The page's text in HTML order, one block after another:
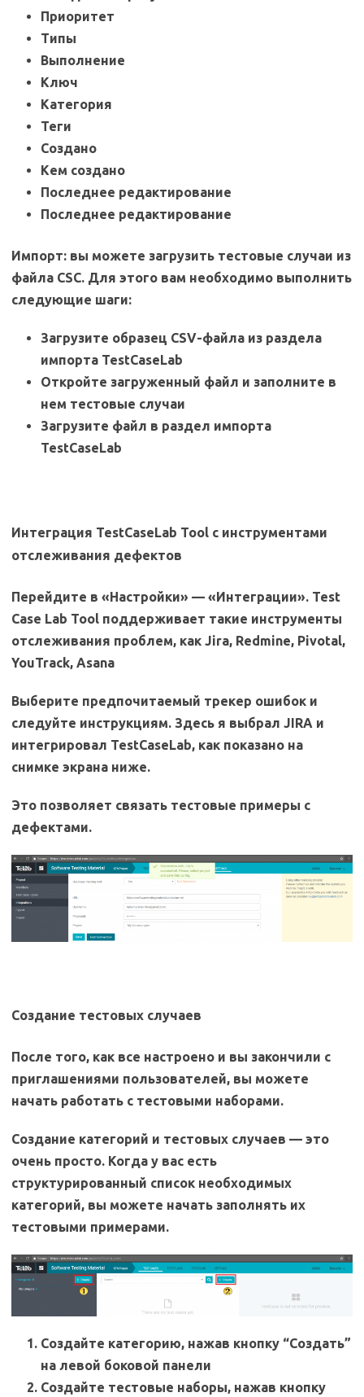
Приоритет
Типы
Выполнение
Ключ
Категория
Теги
Создано
Кем создано
Последнее редактирование
Последнее редактирование
Импорт: вы можете загрузить тестовые случаи из
файла CSC. Для этого вам необходимо выполнить
следующие шаги:
Загрузите образец CSV-файла из раздела
импорта TestCaseLab
Откройте загруженный файл и заполните в
нем тестовые случаи
Загрузите файл в раздел импорта
TestCaseLab
Интеграция TestCaseLab Tool с инструментами
отслеживания дефектов
Перейдите в «Настройки» — «Интеграции». Test
Case Lab Tool поддерживает такие инструменты
отслеживания проблем, как Jira, Redmine, Pivotal,
YouTrack, Asana
Выберите предпочитаемый трекер ошибок и
следуйте инструкциям. Здесь я выбрал JIRA и
интегрировал TestCaseLab, как показано на
снимке экрана ниже.
Это позволяет связать тестовые примеры с
дефектами.
Создание тестовых случаев
После того, как все настроено и вы закончили с
приглашениями пользователей, вы можете
начать работать с тестовыми наборами.
Создание категорий и тестовых случаев — это
очень просто. Когда у вас есть
структурированный список необходимых
категорий, вы можете начать заполнять их
тестовыми примерами.
Создайте категорию, нажав кнопку “Создать”
на левой боковой панели
Создайте тестовые наборы, нажав кнопку